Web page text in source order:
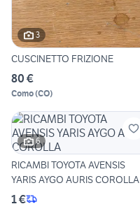
3
CUSCINETTO FRIZIONE
80 €
Como(CO)
6
RICAMBI TOYOTA AVENSIS
YARIS AYGO AURIS COROLLA
1 €